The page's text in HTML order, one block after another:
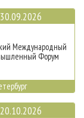
Международный
Форум